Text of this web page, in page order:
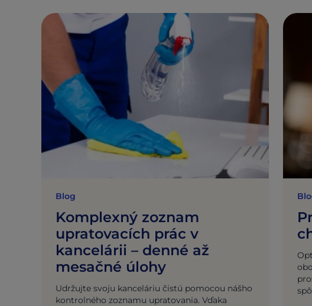
Blog
Komplexný zoznam
upratovacích prác v
kancelárii – denné až
mesačné úlohy
Udržujte svoju kanceláriu čistú pomocou nášho
kontrolného zoznamu upratovania. Vďaka